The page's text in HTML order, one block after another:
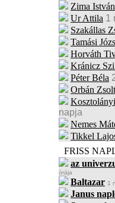
Zima István
Ur Attila 1
Szakállas
Tamási
Horváth
Kránicz
Péter Béla
Orbán Zsolt
napja
Nemes
Tikkel
FRISS
az
órája
Baltazar 1
Janus